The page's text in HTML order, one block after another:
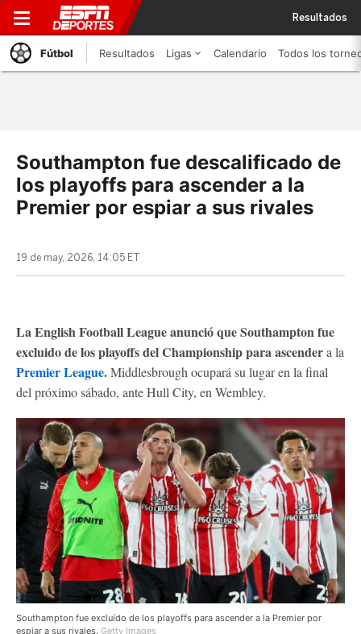
Resultados
Fútbol Resultados Ligas Calendario Todos los
Southampton fue descalificado de
los playoffs para ascender a la
Premier por espiar a sus rivales
19 de may, 2026, 14:05 ET
La English Football League anunció que Southampton fue
excluido de los playoffs del Championship para ascendera la
Premier League.Middlesbrough ocupará su lugar en la final
del próximo sábado, ante Hull City, en Wembley.
Southampton fue excluído de los playoffs para ascender a la Premier por
espiar a sus rivales. Getty Images